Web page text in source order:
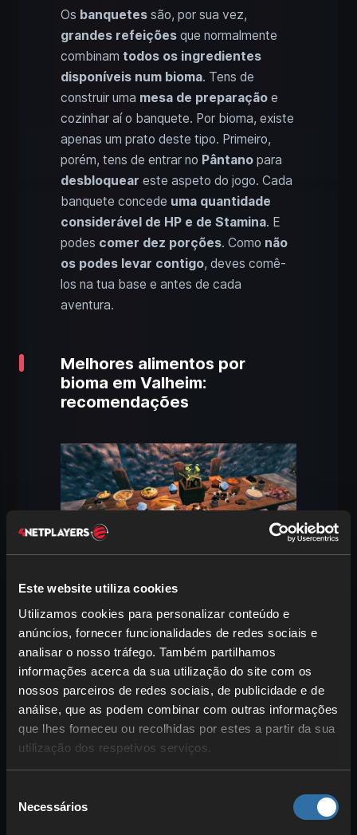
Este website utiliza cookies
Utilizamos cookies para personalizar conteúdo e
anúncios, fornecer funcionalidades de redes sociais e
analisar o nosso tráfego. Também partilhamos
informações acerca da sua utilização do site com os
nossos parceiros de redes sociais, de publicidade e de
análise, que as podem combinar com outras informações
que lhes forneceu ou recolhidas por estes a partir da sua
utilização dos respetivos serviços.
Necessários
Os banquetes são, por sua vez,
grandes refeições que normalmente
combinam todos os ingredientes
disponíveis num bioma. Tens de
construir uma mesa de preparação e
cozinhar aí o banquete. Por bioma, existe
apenas um prato deste tipo. Primeiro,
porém, tens de entrar no Pântano para
desbloquear este aspeto do jogo. Cada
banquete concede uma quantidade
considerável de HP e de Stamina. E
podes comer dez porções. Como não
os podes levar contigo, deves comê-
los na tua base e antes de cada
aventura.
Melhores alimentos por
bioma em Valheim:
recomendações
diferentes zonas. Estas não só têm
visuais distintos, como também incluem
novos ingredientes e alimentos.
Vamos percorrer todos os biomas e ver
que combinação de três alimentos mais
compensa e ao que deves estar atento.